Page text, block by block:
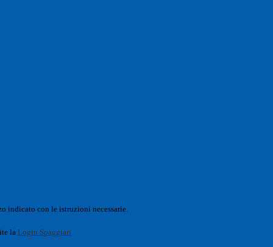
indicato con le istruzioni necessarie.
la Login Spaggiari